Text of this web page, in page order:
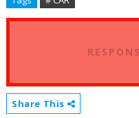
Share This